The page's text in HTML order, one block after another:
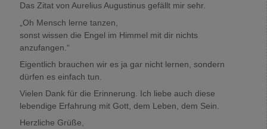
Das Zitat von Aurelius Augustinus gefällt mir sehr.
„Oh Mensch lerne tanzen,
sonst wissen die Engel im Himmel mit dir nichts
anzufangen.“
Eigentlich brauchen wir es ja gar nicht lernen, sondern
dürfen es einfach tun.
Vielen Dank für die Erinnerung. Ich liebe auch diese
lebendige Erfahrung mit Gott, dem Leben, dem Sein.
Herzliche Grüße,